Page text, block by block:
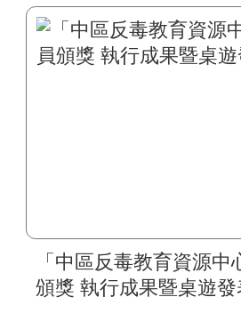
「中區反毒教育資源中
頒獎 執行成果暨桌遊發